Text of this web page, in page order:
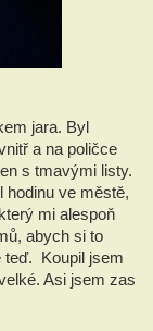
jara. Byl
a na poličce
s tmavými listy.
hodinu ve městě,
mi alespoň
abych si to
Koupil jsem
Asi jsem zas